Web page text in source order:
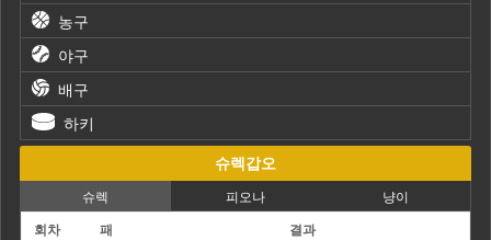
농구
야구
배구
하키
슈렉갑오
슈렉 피오나 냥이
회차 패 결과